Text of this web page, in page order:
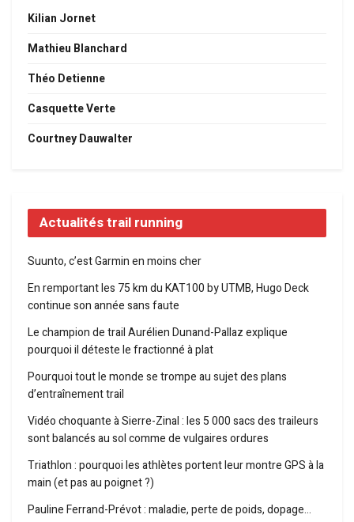
Kilian Jornet
Mathieu Blanchard
Théo Detienne
Casquette Verte
Courtney Dauwalter
Actualités trail running
Suunto, c’est Garmin en moins cher
En remportant les 75 km du KAT100 by UTMB, Hugo Deck
continue son année sans faute
Le champion de trail Aurélien Dunand-Pallaz explique
pourquoi il déteste le fractionné à plat
Pourquoi tout le monde se trompe au sujet des plans
d’entraînement trail
Vidéo choquante à Sierre-Zinal : les 5 000 sacs des traileurs
sont balancés au sol comme de vulgaires ordures
Triathlon : pourquoi les athlètes portent leur montre GPS à la
main (et pas au poignet ?)
Pauline Ferrand-Prévot : maladie, perte de poids, dopage…